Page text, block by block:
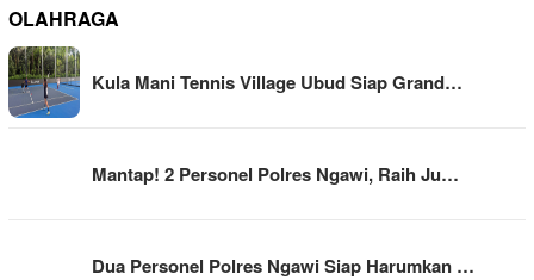
OLAHRAGA
Kula Mani Tennis Village Ubud Siap Grand…
Mantap! 2 Personel Polres Ngawi, Raih Ju…
Dua Personel Polres Ngawi Siap Harumkan …